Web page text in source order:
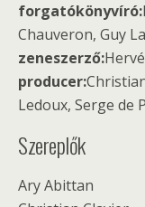
forgatókönyvíró:
Chauveron, Guy
zeneszerző:
producer:
Ledoux, Serge de
Szereplők
Ary Abittan